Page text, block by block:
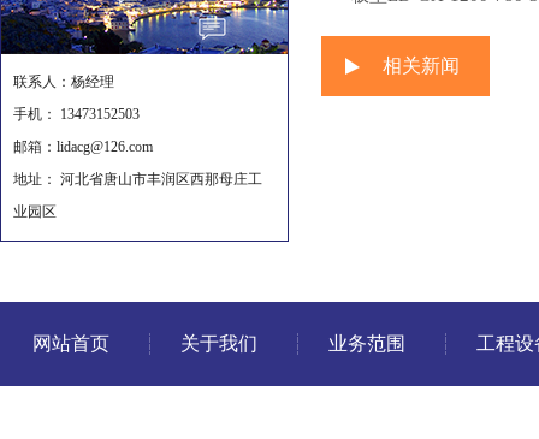
联系人：杨经理
手机： 13473152503
邮箱：lidacg@126.com
地址： 河北省唐山市丰润区西那母庄工
业园区
相关新闻
网站首页 关于我们 业务范围 工程设